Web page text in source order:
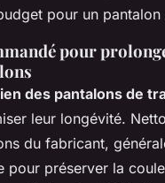
pour un pantalon
pour
des pantalons de
leur longévité.
du fabricant,
pour préserver la